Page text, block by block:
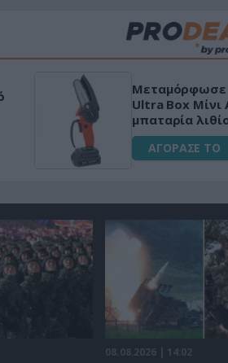
Μεταμόρφωσε
Ultra Box Μίνι
μπαταρία
ΑΓΟΡΑΣΕ ΤΟ
08.08.2026 | 14:02